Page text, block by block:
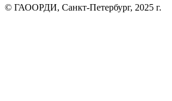
© ГАООРДИ, Санкт-Петербург, 2025 г.